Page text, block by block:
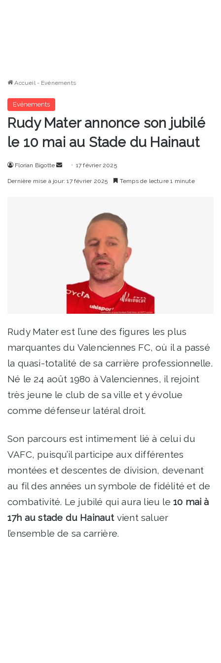
Accueil - Evénements
Evénements
Rudy Mater annonce son jubilé
le 10 mai au Stade du Hainaut
Florian Bigotte
Envoyer17 février 2025
Dernière mise à jour: 17 février 2025 Temps de lecture 1 minute
Rudy Mater est l’une des figures les plus
marquantes du Valenciennes FC, où il a passé
la quasi-totalité de sa carrière professionnelle.
Né le 24 août 1980 à Valenciennes, il rejoint
très jeune le club de sa ville et y évolue
comme défenseur latéral droit.
Son parcours est intimement lié à celui du
VAFC, puisqu’il participe aux différentes
montées et descentes de division, devenant
au fil des années un symbole de fidélité et de
combativité. Le jubilé qui aura lieu le10 mai à
17h au stade du Hainaut vient saluer
l’ensemble de sa carrière.